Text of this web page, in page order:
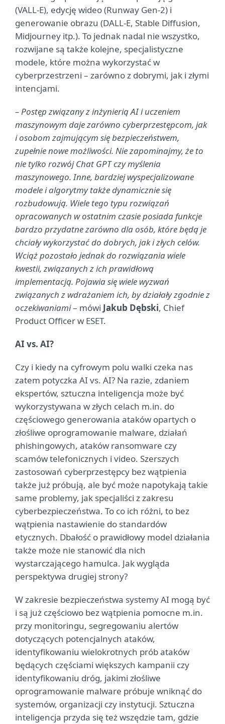
(VALL-E), edycję wideo (Runway Gen-2) i
generowanie obrazu (DALL-E, Stable Diffusion,
Midjourney itp.). To jednak nadal nie wszystko,
rozwijane są także kolejne, specjalistyczne
modele, które można wykorzystać w
cyberprzestrzeni – zarówno z dobrymi, jak i złymi
intencjami.
– Postęp związany z inżynierią AI i uczeniem
maszynowym daje zarówno cyberprzestępcom, jak
i osobom zajmującym się bezpieczeństwem,
zupełnie nowe możliwości. Nie zapominajmy, że to
nie tylko rozwój Chat GPT czy myślenia
maszynowego. Inne, bardziej wyspecjalizowane
modele i algorytmy także dynamicznie się
rozbudowują. Wiele tego typu rozwiązań
opracowanych w ostatnim czasie posiada funkcje
bardzo przydatne zarówno dla osób, które będą je
chciały wykorzystać do dobrych, jak i złych celów.
Wciąż pozostało jednak do rozwiązania wiele
kwestii, związanych z ich prawidłową
implementacją. Pojawia się wiele wyzwań
związanych z wdrażaniem ich, by działały zgodnie z
oczekiwaniami– mówi Jakub Dębski, Chief
Product Officer w ESET.
AI vs. AI?
Czy i kiedy na cyfrowym polu walki czeka nas
zatem potyczka AI vs. AI? Na razie, zdaniem
ekspertów, sztuczna inteligencja może być
wykorzystywana w złych celach m.in. do
częściowego generowania ataków opartych o
złośliwe oprogramowanie malware, działań
phishingowych, ataków ransomware czy
scamów telefonicznych i video. Szerszych
zastosowań cyberprzestępcy bez wątpienia
także już próbują, ale być może napotykają takie
same problemy, jak specjaliści z zakresu
cyberbezpieczeństwa. To co ich różni, to bez
wątpienia nastawienie do standardów
etycznych. Dbałość o prawidłowy model działania
także może nie stanowić dla nich
wystarczającego hamulca. Jak wygląda
perspektywa drugiej strony?
W zakresie bezpieczeństwa systemy AI mogą być
i są już częściowo bez wątpienia pomocne m.in.
przy monitoringu, segregowaniu alertów
dotyczących potencjalnych ataków,
identyfikowaniu wielokrotnych prób ataków
będących częściami większych kampanii czy
identyfikowaniu dróg, jakimi złośliwe
oprogramowanie malware próbuje wniknąć do
systemów, organizacji czy instytucji. Sztuczna
inteligencja przyda się też wszędzie tam, gdzie